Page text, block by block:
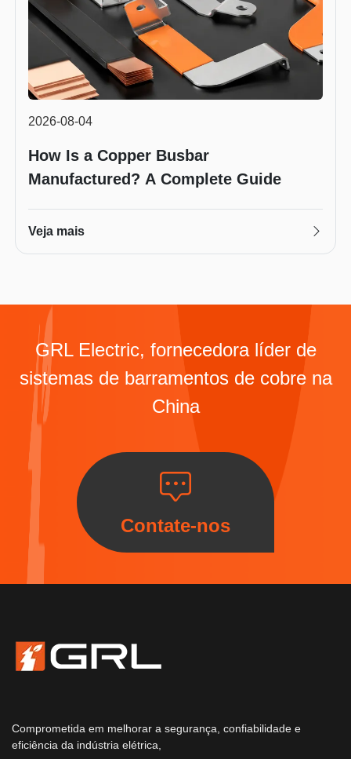
2026-08-04
How Is a Copper Busbar
Manufactured? A Complete Guide
Veja mais
GRL Electric, fornecedora líder de
sistemas de barramentos de cobre na
China
Contate-nos
Comprometida em melhorar a segurança, confiabilidade e
eficiência da indústria elétrica,